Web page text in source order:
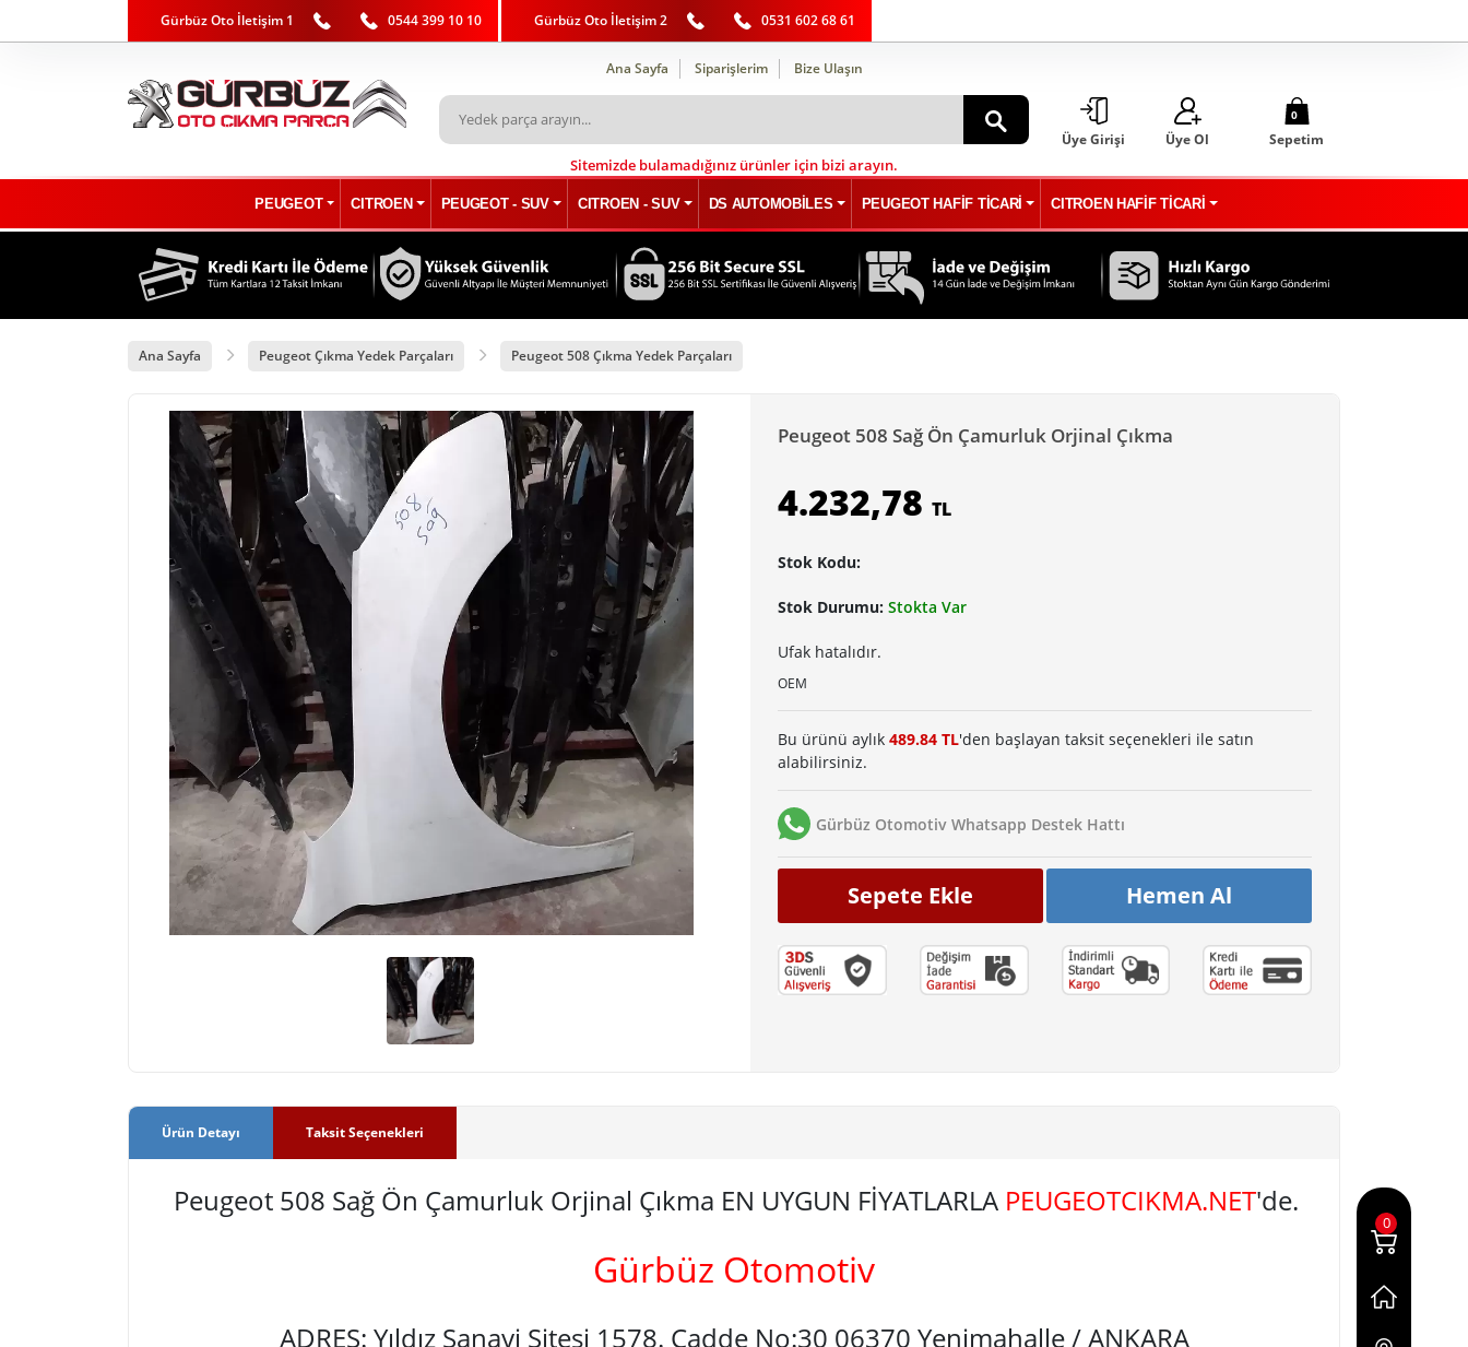
Gürbüz Oto İletişim 1 0544 399 10 10 Gürbüz Oto İletişim 2 0531 602 68 61
Ana Sayfa Siparişlerim Bize Ulaşın
Sitemizde bulamadığınız ürünler için bizi arayın.
Üye Girişi Üye Ol
0
Sepetim
PEUGEOT CITROEN PEUGEOT - SUV CITROEN - SUV DS AUTOMOBİLES PEUGEOT HAFİF TİCARİ CITROEN HAFİF TİCARİ
Ana Sayfa Peugeot Çıkma Yedek Parçaları Peugeot 508 Çıkma Yedek Parçaları
Peugeot 508 Sağ Ön Çamurluk Orjinal Çıkma
4.232,78 TL
Stok Kodu:
Stok Durumu: Stokta Var
Ufak hatalıdır.
OEM
Bu ürünü aylık 489.84 TL'den başlayan taksit seçenekleri ile satın
alabilirsiniz.
Gürbüz Otomotiv Whatsapp Destek Hattı
Sepete Ekle Hemen Al
Ürün Detayı Taksit Seçenekleri
Peugeot 508 Sağ Ön Çamurluk Orjinal Çıkma EN UYGUN FİYATLARLA PEUGEOTCIKMA.NET'de.
Gürbüz Otomotiv
ADRES: Yıldız Sanayi Sitesi 1578. Cadde No:30 06370 Yenimahalle / ANKARA
0